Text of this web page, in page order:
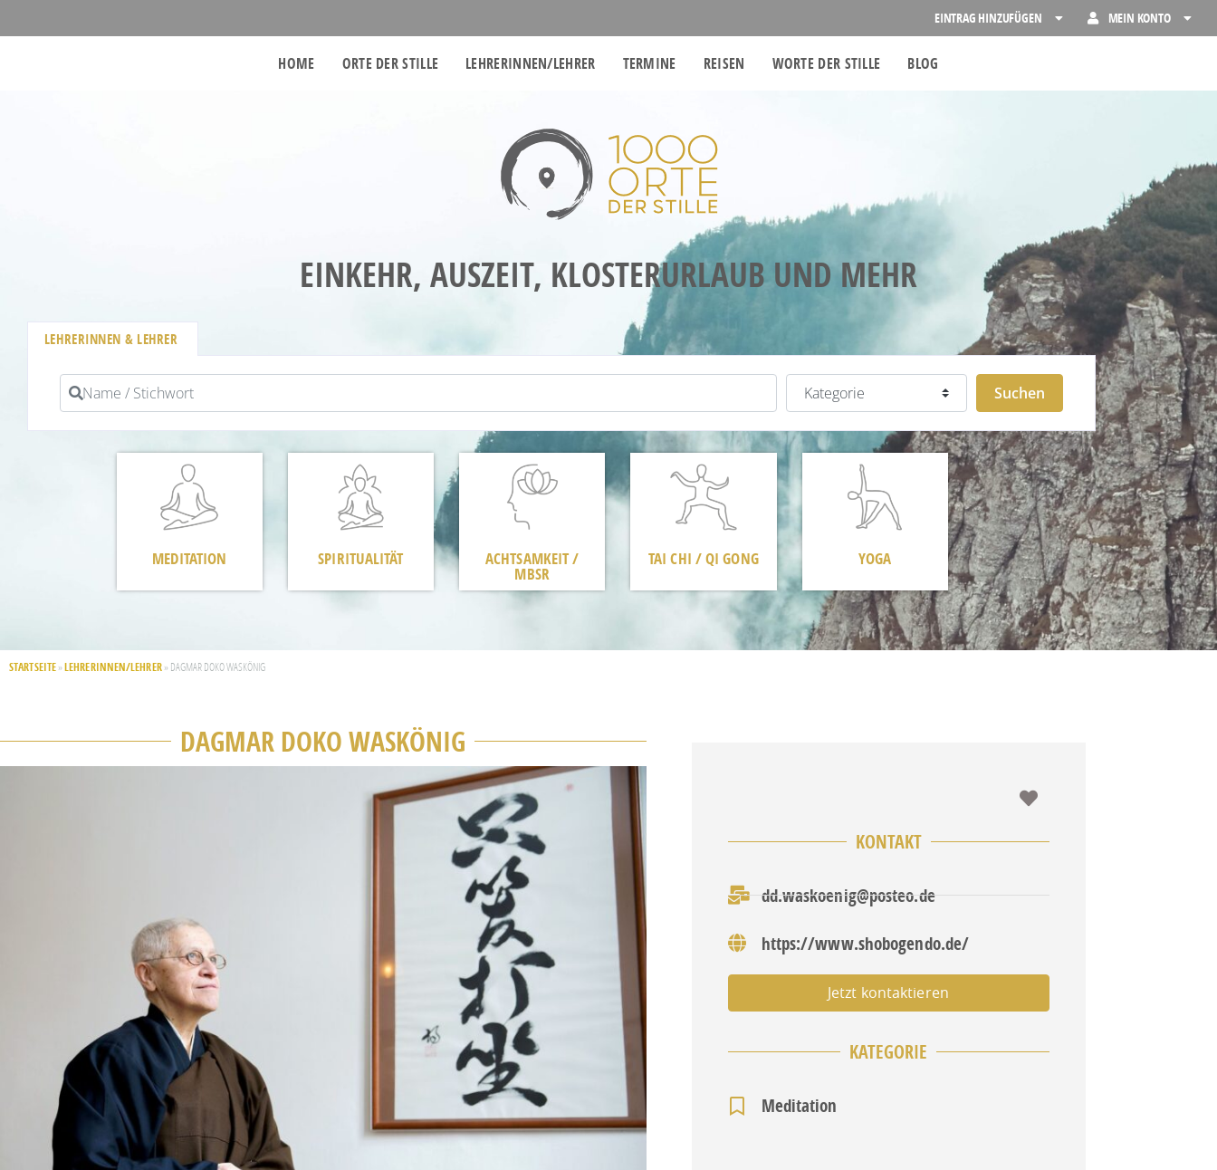
EINTRAG HINZUFÜGEN MEIN KONTO
HOME ORTE DER STILLE LEHRERINNEN/LEHRER TERMINE REISEN WORTE DER STILLE BLOG
EINKEHR, AUSZEIT, KLOSTERURLAUB UND MEHR
LEHRERINNEN & LEHRER
Name / Stichwort Kategorie
SuchenSuchen
MEDITATION SPIRITUALITÄT ACHTSAMKEIT /
MBSR
TAI CHI / QI GONG YOGA
STARTSEITE » LEHRERINNEN/LEHRER» DAGMAR DOKO WASKÖNIG
DAGMAR DOKO WASKÖNIG
KONTAKT
dd.waskoenig@posteo.de
https://www.shobogendo.de/
Jetzt kontaktieren
KATEGORIE
Meditation